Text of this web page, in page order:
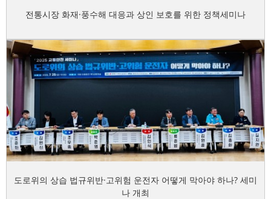
전통시장 화재·풍수해 대응과 상인 보호를 위한 정책세미나
도로위의 상습 법규위반·고위험 운전자 어떻게 막아야 하나? 세미
나 개최